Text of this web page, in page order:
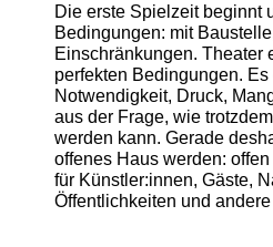
Die erste Spielzeit beginnt
Bedingungen: mit
Einschränkungen. Theater
perfekten Bedingungen. Es
Notwendigkeit, Druck,
aus der Frage, wie
werden kann. Gerade
offenes Haus werden:
für Künstler:innen, Gäste,
Öffentlichkeiten und